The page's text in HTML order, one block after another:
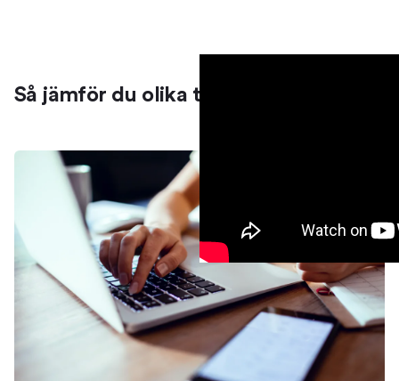
Så jämför du olika typer av kort